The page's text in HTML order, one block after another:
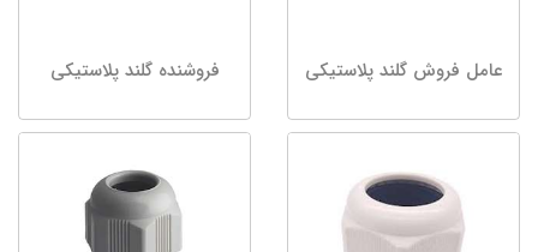
عامل فروش گلند پلاستیکی فروشنده گلند پلاستیکی